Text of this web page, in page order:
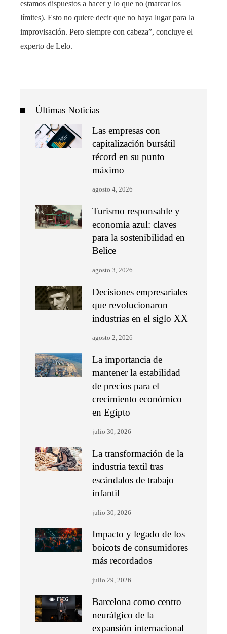
estamos dispuestos a hacer y lo que no (marcar los
límites). Esto no quiere decir que no haya lugar para la
improvisación. Pero siempre con cabeza”, concluye el
experto de Lelo.
Últimas Noticias
Las empresas con
capitalización bursátil
récord en su punto
máximo
agosto 4, 2026
Turismo responsable y
economía azul: claves
para la sostenibilidad en
Belice
agosto 3, 2026
Decisiones empresariales
que revolucionaron
industrias en el siglo XX
agosto 2, 2026
La importancia de
mantener la estabilidad
de precios para el
crecimiento económico
en Egipto
julio 30, 2026
La transformación de la
industria textil tras
escándalos de trabajo
infantil
julio 30, 2026
Impacto y legado de los
boicots de consumidores
más recordados
julio 29, 2026
Barcelona como centro
neurálgico de la
expansión internacional